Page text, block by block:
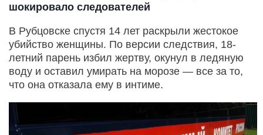
шокировало следователей
В Рубцовске спустя 14 лет раскрыли жестокое
убийство женщины. По версии следствия, 18-
летний парень избил жертву, окунул в ледяную
воду и оставил умирать на морозе — все за то,
что она отказала ему в интиме.